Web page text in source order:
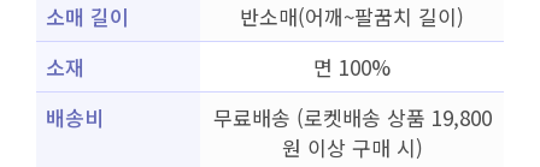
소매 길이
반소매(어깨~팔꿈치 길이)
소재
면 100%
배송비
무료배송 (로켓배송 상품 19,800
원 이상 구매 시)